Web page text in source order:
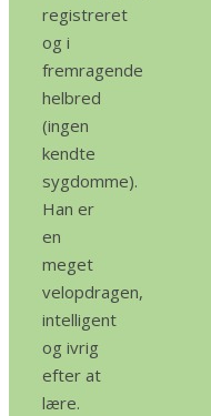
registreret
og i
fremragende
helbred
(ingen
kendte
sygdomme).
Han er
en
meget
velopdragen,
intelligent
og ivrig
efter at
lære.